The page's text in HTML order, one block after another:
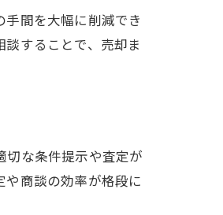
間を大幅に削減でき
することで、売却ま
切な条件提示や査定が
商談の効率が格段に